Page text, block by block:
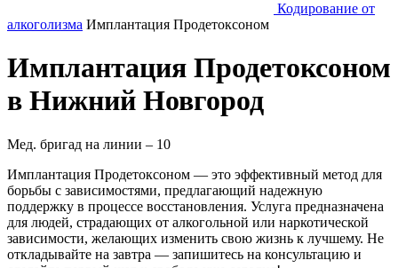
Кодирование от
алкоголизма Имплантация Продетоксоном
Имплантация Продетоксоном
в Нижний Новгород
Мед. бригад на линии – 10
Имплантация Продетоксоном — это эффективный метод для
борьбы с зависимостями, предлагающий надежную
поддержку в процессе восстановления. Услуга предназначена
для людей, страдающих от алкогольной или наркотической
зависимости, желающих изменить свою жизнь к лучшему. Не
откладывайте на завтра — запишитесь на консультацию и